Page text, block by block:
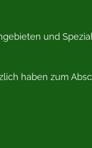
und
haben zum